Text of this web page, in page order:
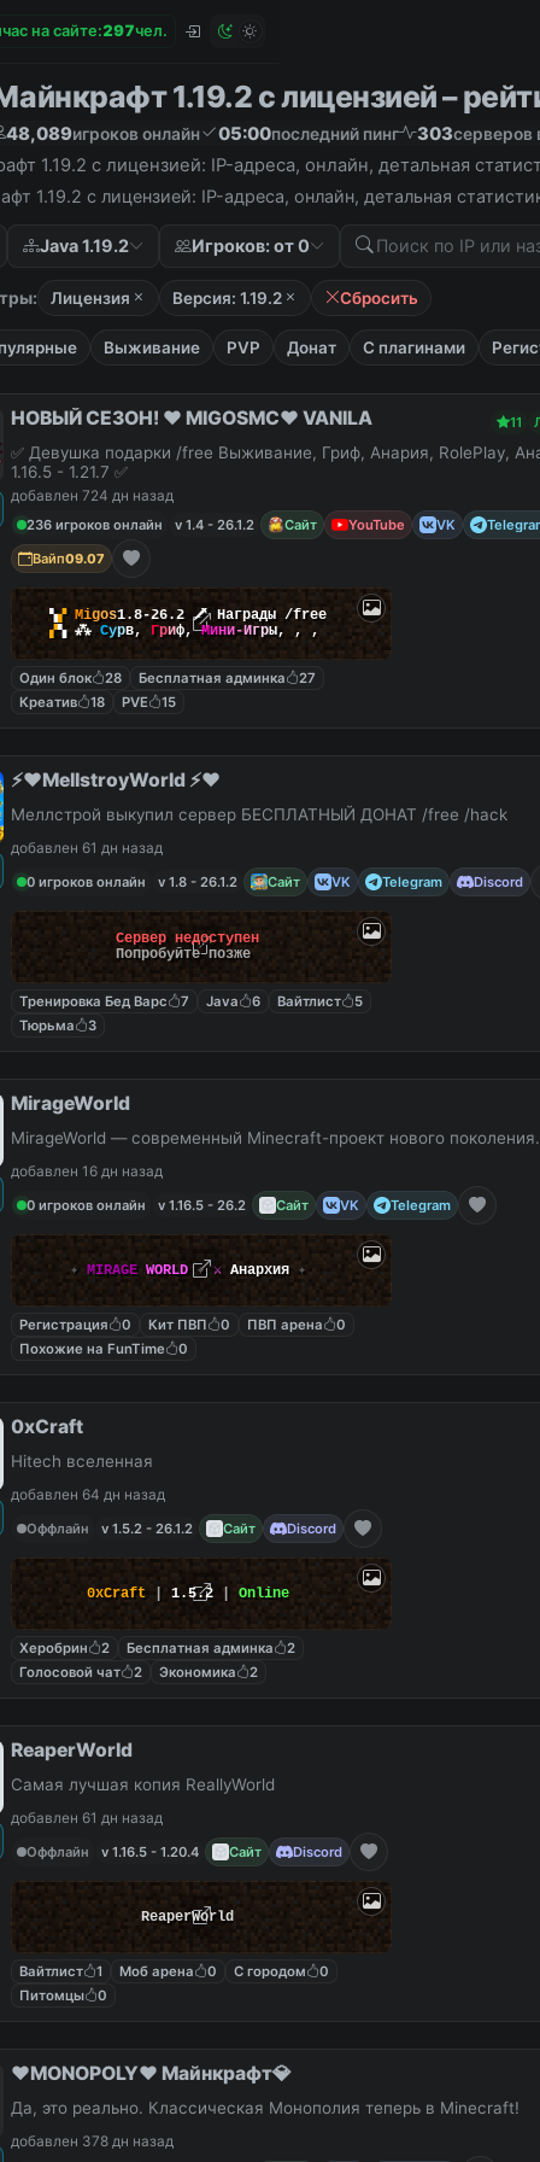
на сайте:297чел.
1.19.2 с лицензией –
48,089игроков онлайн 05:00последний пинг 303серверов
1.19.2 с лицензией: IP-адреса, онлайн, детальная
1.19.2 с лицензией: IP-адреса, онлайн, детальная
Java 1.19.2 Игроков: от 0
Лицензия Версия: 1.19.2 Сбросить
Выживание PVP Донат С плагинами
НОВЫЙ СЕЗОН! ❤️ MIGOSMC❤️ VANILA 11
✅ Девушка подарки /free Выживание, Гриф, Анария, RolePlay,
1.16.5 - 1.21.7 ✅
добавлен 724 дн назад
236 игроков онлайн
v 1.4 - 26.1.2 Сайт YouTube VK
Вайп09.07
▚▞ Migos1.8-26.2 🗡 Награды /free
▞▚ ⁂ Сурв, Гриф,Мини-Игры, , ,
Один блок 28 Бесплатная админка
27
Креатив
18 PVE 15
⚡️❤️MellstroyWorld ⚡️❤️
Меллстрой выкупил сервер БЕСПЛАТНЫЙ ДОНАТ /free /hack
добавлен 61 дн назад
0 игроков онлайн
v 1.8 - 26.1.2 Сайт VK Telegram Discord
Сервер недоступен
Попробуйте позже
Тренировка Бед Варс 7 Java 6 Вайтлист
5
Тюрьма
3
MirageWorld
MirageWorld — современный Minecraft-проект нового поколения.
добавлен 16 дн назад
0 игроков онлайн
v 1.16.5 - 26.2 Сайт VK Telegram
✦ MIRAGE WORLD✦⚔ Анархия ✦
Регистрация 0 Кит ПВП 0 ПВП арена
0
Похожие на FunTime
0
0xCraft
Hitech вселенная
добавлен 64 дн назад
Оффлайн
v 1.5.2 - 26.1.2 Сайт Discord
0xCraft 1.5.2 Online
Херобрин 2 Бесплатная админка
2
Голосовой чат
2 Экономика 2
ReaperWorld
Самая лучшая копия ReallyWorld
добавлен 61 дн назад
Оффлайн
v 1.16.5 - 1.20.4 Сайт Discord
ReaperWorld
Вайтлист 1 Моб арена 0 С городом
0
Питомцы
0
❤️MONOPOLY❤️ Майнкрафт💎
Да, это реально. Классическая Монополия теперь в Minecraft!
добавлен 378 дн назад